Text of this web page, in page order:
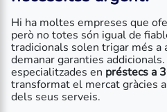
Hi ha moltes empreses que
però no totes són igual de
tradicionals solen trigar més a
demanar garanties
especialitzades en préstecs a
transformat el mercat gràcies
dels seus serveis.